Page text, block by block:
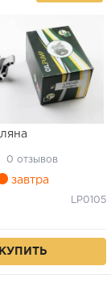
0 отзывов
завтра
LP0105
КУПИТЬ